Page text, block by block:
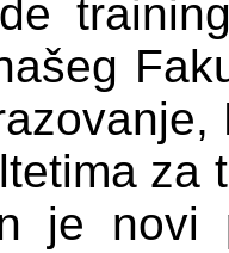
za
je novi